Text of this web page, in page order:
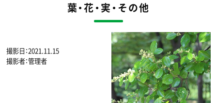
葉・花・実・その他
撮影日：2021.11.15
撮影者：管理者